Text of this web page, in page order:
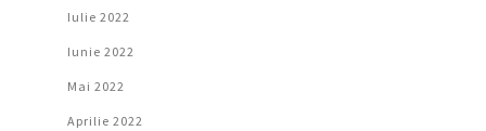
Iulie 2022
Iunie 2022
Mai 2022
Aprilie 2022